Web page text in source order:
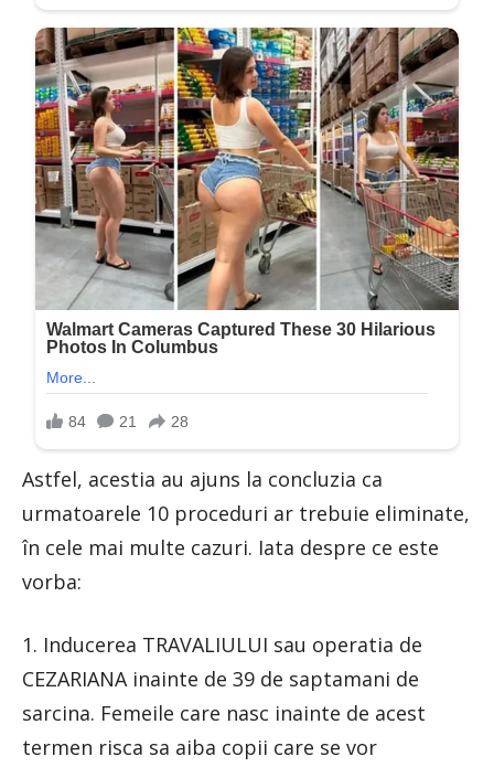
Astfel, acestia au ajuns la concluzia ca
urmatoarele 10 proceduri ar trebuie eliminate,
în cele mai multe cazuri. Iata despre ce este
vorba:
1. Inducerea TRAVALIULUI sau operatia de
CEZARIANA inainte de 39 de saptamani de
sarcina. Femeile care nasc inainte de acest
termen risca sa aiba copii care se vor